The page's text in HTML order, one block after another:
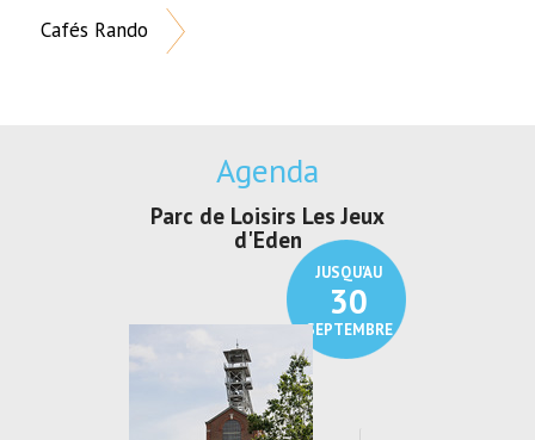
Cafés Rando
Agenda
JUSQU'AU
21
SEPTEMBRE
Exposition "Lucien Jonas -
Au pays du charbon ...